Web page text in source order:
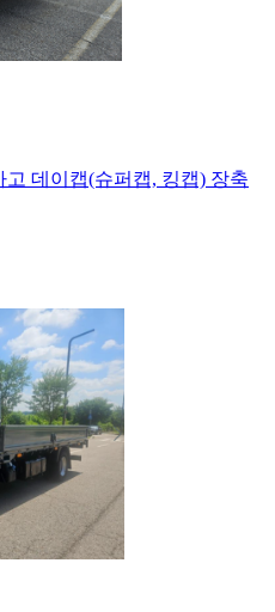
데이캡(슈퍼캡, 킹캡) 장축